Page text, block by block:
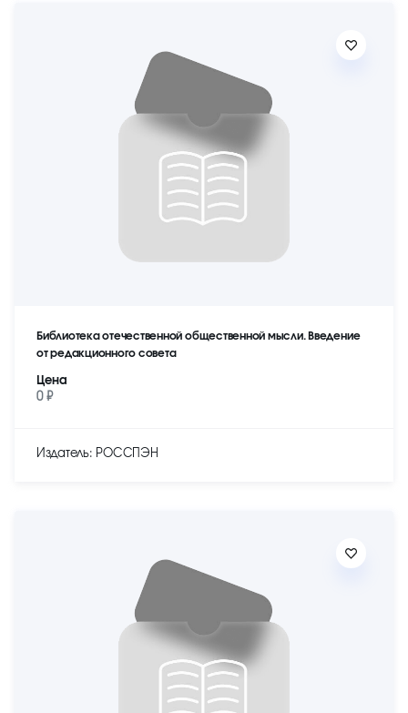
Библиотека отечественной общественной мысли. Введение
от редакционного совета
Цена
0 ₽
Издатель: РОССПЭН